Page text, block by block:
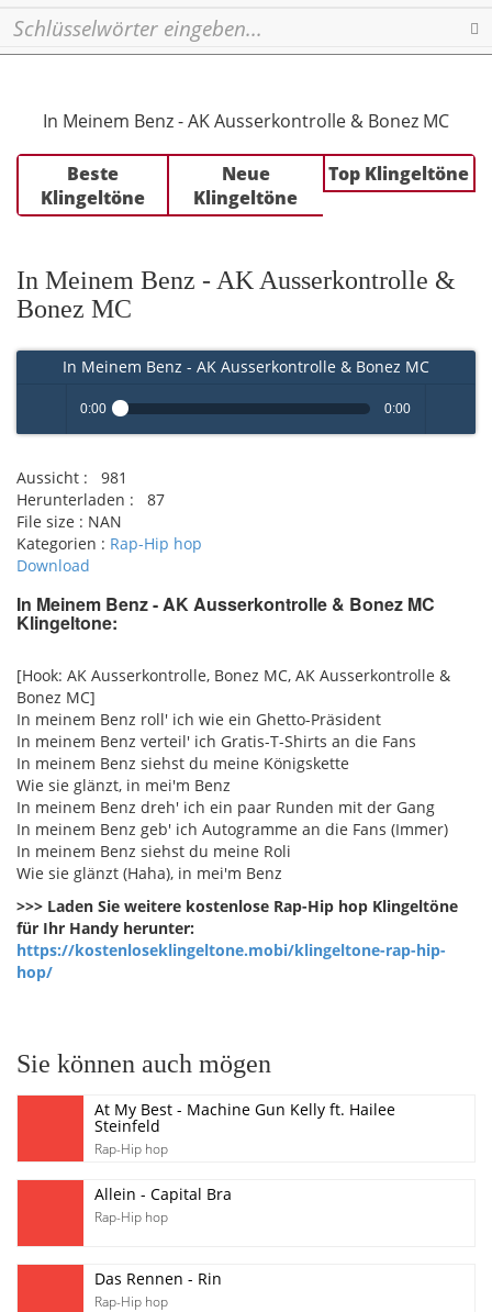
In Meinem Benz - AK Ausserkontrolle & Bonez MC
Beste
Klingeltöne
Neue
Klingeltöne
Top Klingeltöne
In Meinem Benz - AK Ausserkontrolle &
Bonez MC
In Meinem Benz - AK Ausserkontrolle & Bonez MC
Play /
0:00 0:00
Aussicht :
981
Herunterladen :
87
File size : NAN
Kategorien : Rap-Hip hop
Download
In Meinem Benz - AK Ausserkontrolle & Bonez MC
Klingeltone:
[Hook: AK Ausserkontrolle, Bonez MC, AK Ausserkontrolle &
Bonez MC]
In meinem Benz roll' ich wie ein Ghetto-Präsident
In meinem Benz verteil' ich Gratis-T-Shirts an die Fans
In meinem Benz siehst du meine Königskette
Wie sie glänzt, in mei'm Benz
In meinem Benz dreh' ich ein paar Runden mit der Gang
In meinem Benz geb' ich Autogramme an die Fans (Immer)
In meinem Benz siehst du meine Roli
Wie sie glänzt (Haha), in mei'm Benz
>>> Laden Sie weitere kostenlose Rap-Hip hop Klingeltöne
für Ihr Handy herunter:
https://kostenloseklingeltone.mobi/klingeltone-rap-hip-
hop/
Sie können auch mögen
At My Best - Machine Gun Kelly ft. Hailee
Steinfeld
Rap-Hip hop
Allein - Capital Bra
Rap-Hip hop
Das Rennen - Rin
Rap-Hip hop